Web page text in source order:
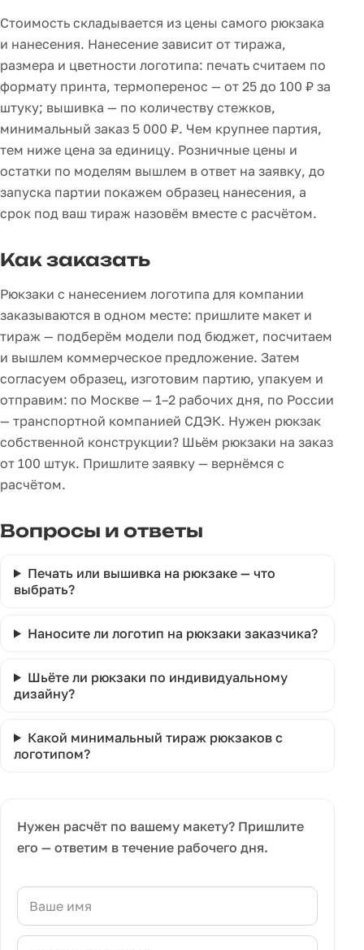
Стоимость складывается из цены самого рюкзака
и нанесения. Нанесение зависит от тиража,
размера и цветности логотипа: печать считаем по
формату принта, термоперенос — от 25 до 100 ₽ за
штуку; вышивка — по количеству стежков,
минимальный заказ 5 000 ₽. Чем крупнее партия,
тем ниже цена за единицу. Розничные цены и
остатки по моделям вышлем в ответ на заявку, до
запуска партии покажем образец нанесения, а
срок под ваш тираж назовём вместе с расчётом.
Как заказать
Рюкзаки с нанесением логотипа для компании
заказываются в одном месте: пришлите макет и
тираж — подберём модели под бюджет, посчитаем
и вышлем коммерческое предложение. Затем
согласуем образец, изготовим партию, упакуем и
отправим: по Москве — 1–2 рабочих дня, по России
— транспортной компанией СДЭК. Нужен рюкзак
собственной конструкции? Шьём рюкзаки на заказ
от 100 штук. Пришлите заявку — вернёмся с
расчётом.
Вопросы и ответы
Печать или вышивка на рюкзаке — что
выбрать?
Наносите ли логотип на рюкзаки заказчика?
Шьёте ли рюкзаки по индивидуальному
дизайну?
Какой минимальный тираж рюкзаков с
логотипом?
Нужен расчёт по вашему макету? Пришлите
его — ответим в течение рабочего дня.